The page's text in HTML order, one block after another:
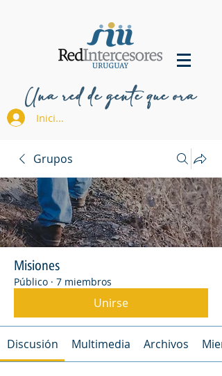
Una red de gente que ora
Iniciar sesión
Grupos
Misiones
Público · 7 miembros
Unirse
Discusión Multimedia Archivos